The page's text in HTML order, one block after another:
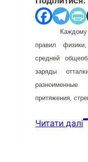
Каждому
правил
средней
заряды
притяжения,
Читати далі